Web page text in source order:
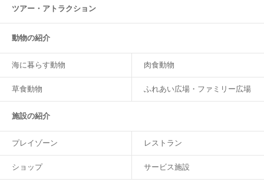
ツアー・ アトラクション
動物の紹介
海に暮らす動物 肉食動物
草食動物 ふれあい広場・ファミリー広場
施設の紹介
プレイゾーン レストラン
ショップ サービス施設